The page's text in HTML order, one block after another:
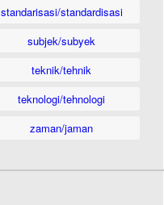
standarisasi/standardisasi
subjek/subyek
teknik/tehnik
teknologi/tehnologi
zaman/jaman